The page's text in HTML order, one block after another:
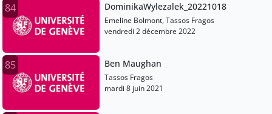
84 DominikaWylezalek_20221018
Emeline Bolmont, Tassos Fragos
vendredi 2 décembre 2022
85 Ben Maughan
Tassos Fragos
mardi 8 juin 2021